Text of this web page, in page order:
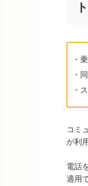
ト
・
・
・
コミ
が利
電話
適用